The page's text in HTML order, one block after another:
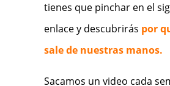
tienes que pinchar en el
enlace y descubrirás por
sale de nuestras manos.
Sacamos un video cada